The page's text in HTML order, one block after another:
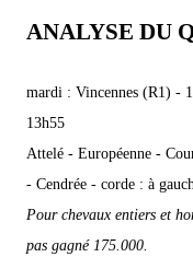
ANALYSE DU
mardi : Vincennes (R1) -
13h55
Attelé - Européenne -
- Cendrée - corde : à
Pour chevaux entiers et
pas gagné 175.000.